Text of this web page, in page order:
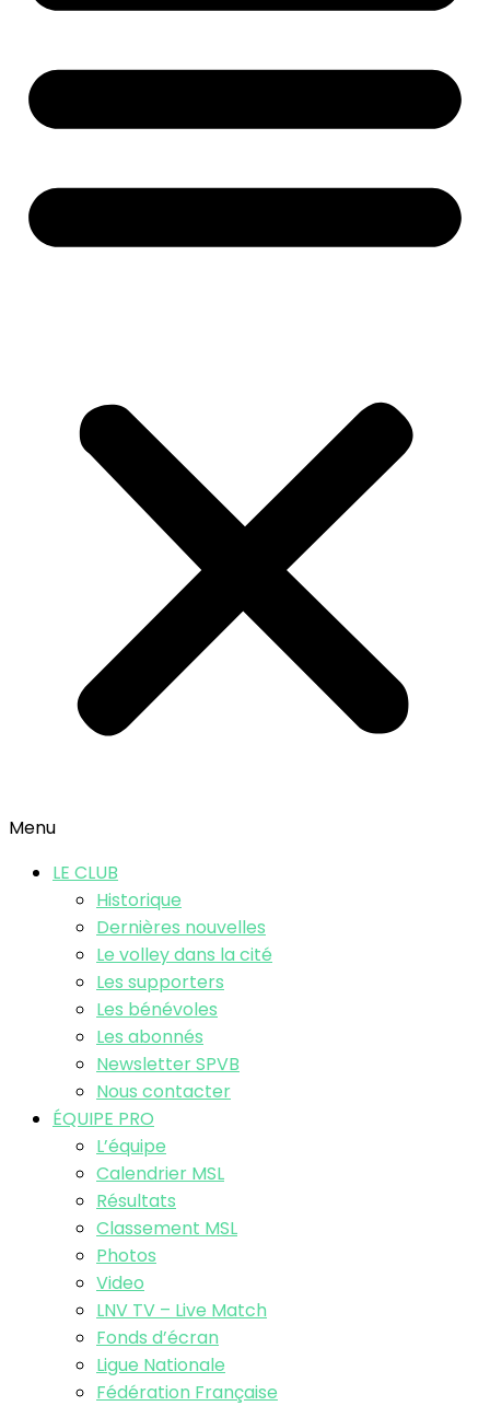
Menu
LE CLUB
Historique
Dernières nouvelles
Le volley dans la cité
Les supporters
Les bénévoles
Les abonnés
Newsletter SPVB
Nous contacter
ÉQUIPE PRO
L’équipe
Calendrier MSL
Résultats
Classement MSL
Photos
Video
LNV TV – Live Match
Fonds d’écran
Ligue Nationale
Fédération Française